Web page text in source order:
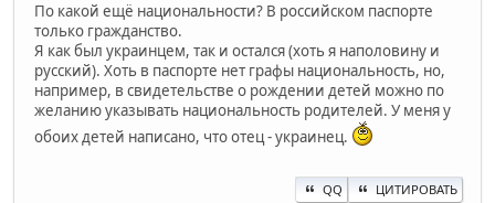
По какой ещё национальности? В российском паспорте
только гражданство.
Я как был украинцем, так и остался (хоть я наполовину и
русский). Хоть в паспорте нет графы национальность, но,
например, в свидетельстве о рождении детей можно по
желанию указывать национальность родителей. У меня у
обоих детей написано, что отец - украинец.
QQ ЦИТИРОВАТЬ